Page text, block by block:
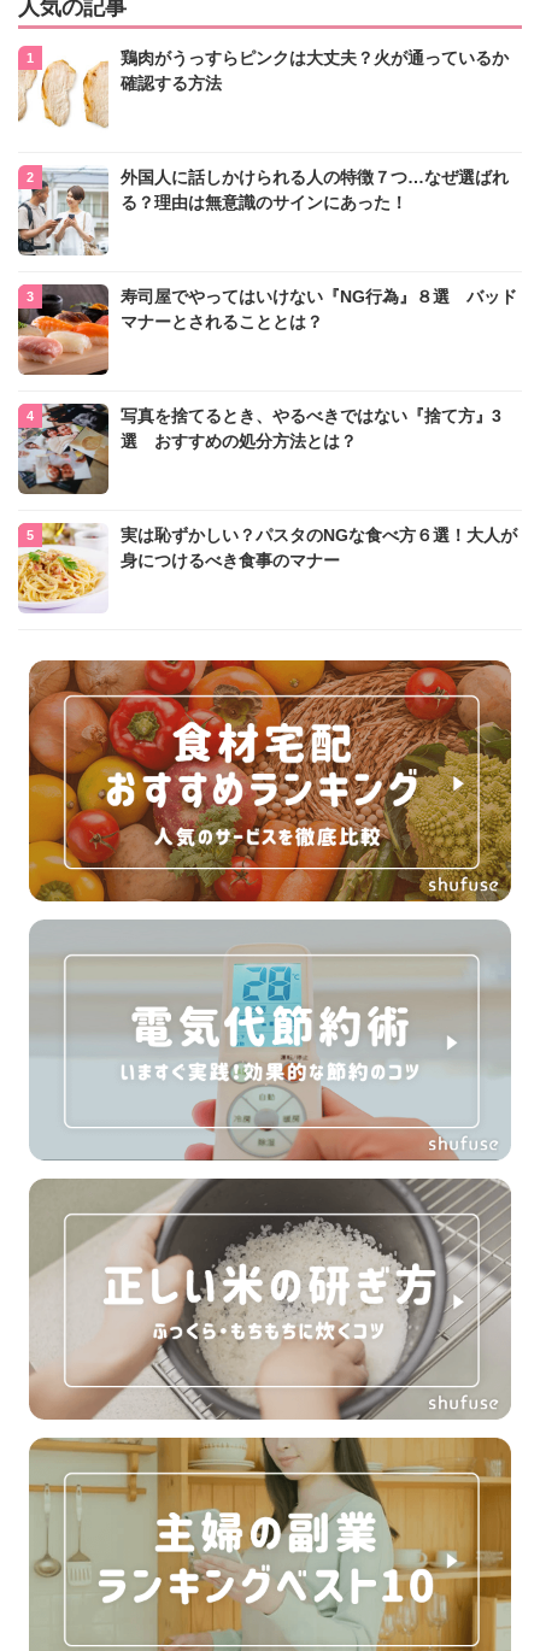
人気の記事
鶏肉がうっすらピンクは大丈夫？火が通っているか
確認する方法
外国人に話しかけられる人の特徴７つ…なぜ選ばれ
る？理由は無意識のサインにあった！
寿司屋でやってはいけない『NG行為』８選 バッド
マナーとされることとは？
写真を捨てるとき、やるべきではない『捨て方』3
選 おすすめの処分方法とは？
実は恥ずかしい？パスタのNGな食べ方６選！大人が
身につけるべき食事のマナー